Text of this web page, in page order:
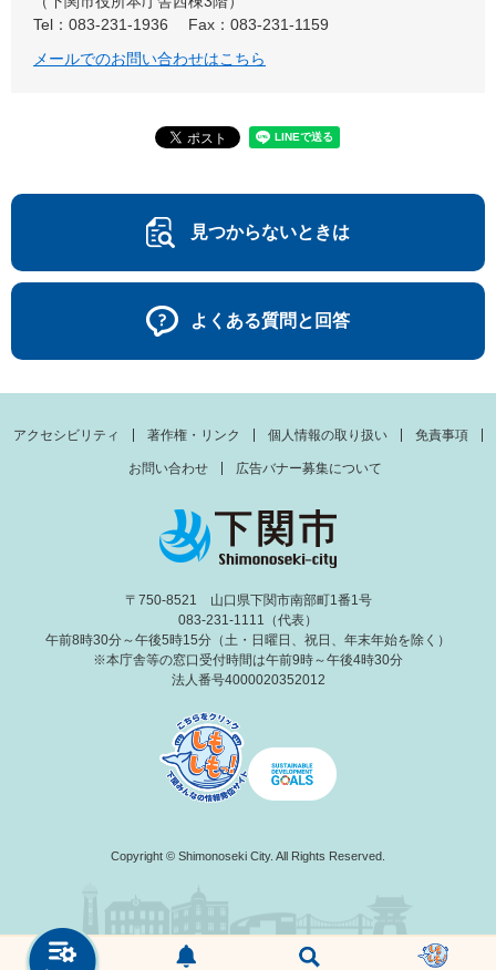
Tel：083-231-1936
Fax：083-231-1159
メールでのお問い合わせはこちら
見つからないときは
よくある質問と回答
アクセシビリティ 著作権・リンク 個人情報の取り扱い 免責事項
お問い合わせ 広告バナー募集について
〒750-8521 山口県下関市南部町1番1号
083-231-1111（代表）
午前8時30分～午後5時15分（土・日曜日、祝日、年末年始を除く）
※本庁舎等の窓口受付時間は午前9時～午後4時30分
法人番号4000020352012
Copyright © Shimonoseki City. All Rights Reserved.